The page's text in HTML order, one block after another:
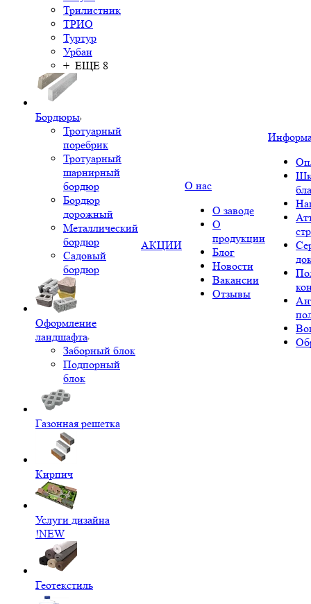
Трилистник
ТРИО
Туртур
Урбан
+ ЕЩЕ 8
Бордюры
Тротуарный
поребрик
Тротуарный
шарнирный
бордюр
Бордюр
дорожный
Металлический
бордюр
Садовый
бордюр
Оформление
ландшафта
Заборный блок
Подпорный
блок
Газонная решетка
Кирпич
Услуги дизайна
!NEW
Геотекстиль
АКЦИИ
О нас
О заводе
О
продукции
Блог
Новости
Вакансии
Отзывы